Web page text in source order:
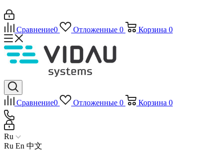
Сравнение0 Отложенные 0 Корзина 0
Сравнение0 Отложенные 0 Корзина 0
Ru
Ru En 中文